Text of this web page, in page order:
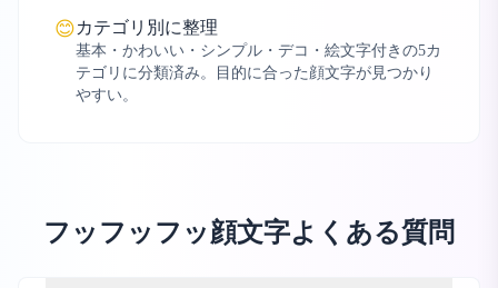
😊カテゴリ別に整理
基本・かわいい・シンプル・デコ・絵文字付きの5カ
テゴリに分類済み。目的に合った顔文字が見つかり
やすい。
フッフッフッ顔文字よくある質問